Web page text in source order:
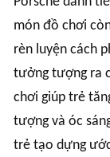
món đồ chơi
rèn luyện cách
tưởng tượng ra
chơi giúp trẻ
tượng và óc
trẻ tạo dựng